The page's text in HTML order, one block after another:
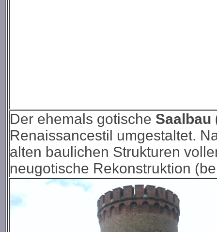
Der ehemals gotische Saalbau
Renaissancestil umgestaltet.
alten baulichen Strukturen
neugotische Rekonstruktion